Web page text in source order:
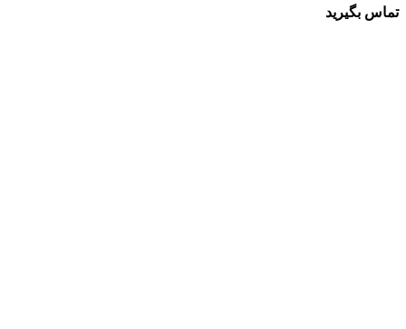
تماس بگیرید